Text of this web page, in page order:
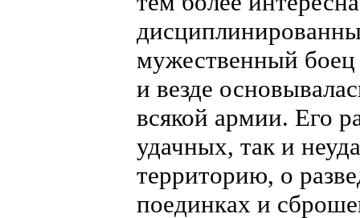
мужественный
и везде
всякой армии. Его
удачных, так и
территорию, о
поединках и